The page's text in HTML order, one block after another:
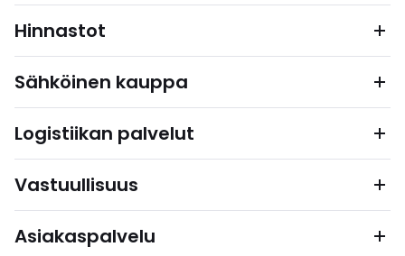
Hinnastot
Sähköinen kauppa
Logistiikan palvelut
Vastuullisuus
Asiakaspalvelu